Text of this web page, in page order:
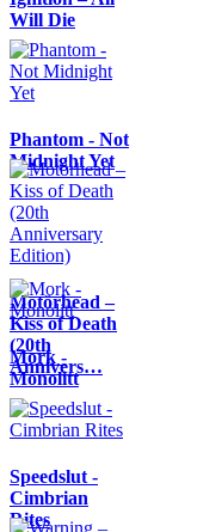
Will Die
Phantom - Not
Midnight Yet
Motörhead –
Kiss of Death
(20th
Annivers…
Mork -
Monolitt
Speedslut -
Cimbrian
Rites